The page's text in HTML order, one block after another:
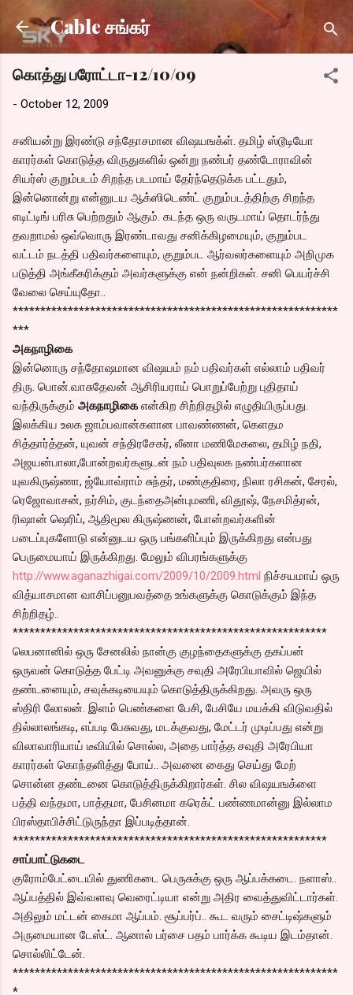
Skip to main content
Cable சங்கர்
கொத்து பரோட்டா-12/10/09
- October 12, 2009
சனியன்று இரண்டு சந்தோசமான விஷயஙக்ள். தமிழ் ஸ்டூடியோ
காரர்கள் கொடுத்த விருதுகளில் ஒன்று நண்பர் தண்டோராவின்
சியர்ஸ் குறும்படம் சிறந்த படமாய் தேர்ந்தெடுக்க பட்டதும்,
இன்னொன்று என்னுடய ஆக்ஸிடெண்ட் குறும்படத்திற்கு சிறந்த
எடிட்டிங் பரிசு பெற்றதும் ஆகும். கடந்த ஒரு வருடமாய் தொடர்ந்து
தவறாமல் ஒவ்வொரு இரண்டாவது சனிக்கிழமையும், குறும்பட
வட்டம் நடத்தி பதிவர்களையும், குறும்பட ஆர்வலர்களையும் அறிமுக
படுத்தி அங்கீகரிக்கும் அவர்களுக்கு என் நன்றிகள். சனி பெயர்ச்சி
வேலை செய்யுதோ..
***********************************************************
***
அகநாழிகை
இன்னொரு சந்தோஷமான விஷயம் நம் பதிவர்கள் எல்லாம் பதிவர்
திரு. பொன்.வாசுதேவன் ஆசிரியராய் பொறுப்பேற்று புதிதாய்
வந்திருக்கும் அகநாழிகைஎன்கிற சிற்றிதழில் எழுதியிருப்பது.
இலக்கிய உலக ஜாம்பவான்களான பாவண்ணன், கெளதம
சித்தார்த்தன், யுவன் சந்திரசேகர், லீனா மணிமேகலை, தமிழ் நதி,
அஜயன்பாலா,போன்றவர்களுடன் நம் பதிவுலக நண்பர்களான
யுவகிருஷ்ணா, ஜ்யோவ்ராம் சுந்தர், மண்குதிரை, நிலா ரசிகன், சேரல்,
ரெஜோவாசன், நர்சிம், குடந்தைஅன்புமணி, விதூஷ், நேசமித்ரன்,
ரிஷான் ஷெரிப், ஆதிமூல கிருஷ்ணன், போன்றவர்களின்
படைப்புகளோடு என்னுடய ஒரு பங்களிப்பும் இருக்கிறது என்பது
பெருமையாய் இருக்கிறது. மேலும் விபரங்களுக்கு
http://www.aganazhigai.com/2009/10/2009.html நிச்சயமாய் ஒரு
வித்யாசமான வாசிப்பனுபவத்தை உங்களுக்கு கொடுக்கும் இந்த
சிற்றிதழ்..
*********************************************************
லெபனானில் ஒரு சேனலில் நான்கு குழந்தைகளுக்கு தகப்பன்
ஒருவன் கொடுத்த பேட்டி அவனுக்கு சவுதி அரேபியாவில் ஜெயில்
தண்டனையும், சவுக்கடியையும் கொடுத்திருக்கிறது. அவரு ஒரு
ஸ்திரி லோலன். இளம் பெண்களை பேசி, பேசியே மயக்கி விடுவதில்
தில்லாலங்கடி, எப்படி பேசுவது, மடக்குவது, மேட்டர் முடிப்பது என்று
விலாவாரியாய் டீவியில் சொல்ல, அதை பார்த்த சவுதி அரேபியா
காரர்கள் கொந்தளித்து போய்.. அவனை கைது செய்து மேற்
சொன்ன தண்டனை கொடுத்திருக்கிறார்கள். சில விஷயஙக்ளை
பத்தி வந்தமா, பாத்தமா, பேசினமா கரெக்ட் பண்ணமான்னு இல்லாம
பிரஸ்தாபிச்சிட்டுருந்தா இப்படித்தான்.
*********************************************************
சாப்பாட்டுகடை
குரோம்பேட்டையில் துணிகடை பெருசுக்கு ஒரு ஆப்பக்கடை. நளாஸ்..
ஆப்பத்தில் இவ்வளவு வெரைட்டியா என்று அதிர வைத்துவிட்டார்கள்.
அதிலும் மட்டன் கைமா ஆப்பம். சூப்பர்ப்.. கூட வரும் சைட்டிஷ்களும்
அருமையான டேஸ்ட். ஆனால் பர்சை பதம் பார்க்க கூடிய இடம்தான்.
சொல்லிட்டேன்.
***********************************************************
*